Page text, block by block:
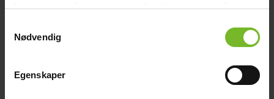
Les mer om vårcookiepolicyher. Les mer om våre
Nødvendig
Egenskaper
Solcellsregulator PeakPower 2.0 30A MPPT 12/24V
Kopplingsmaterial
1st Säkringscentral 2x10A & 1x16A